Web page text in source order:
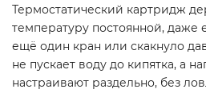
Термостатический картридж
температуру постоянной, даже
ещё один кран или скакнуло
не пускает воду до кипятка, а
настраивают раздельно, без